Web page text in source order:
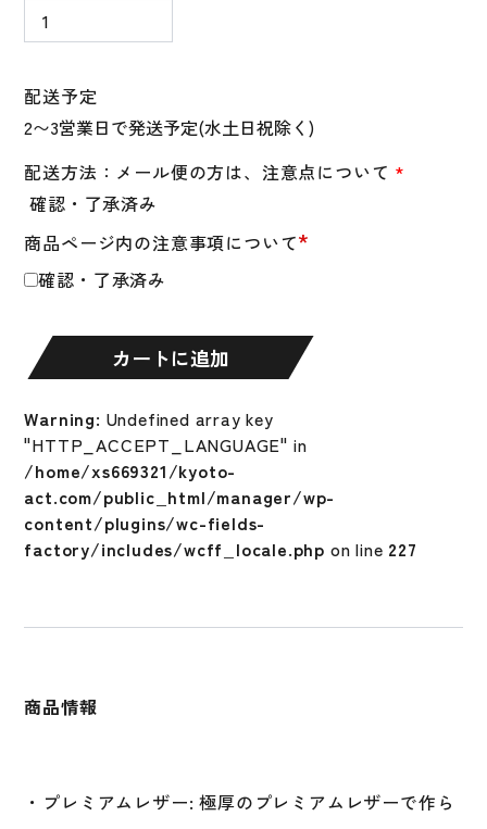
商品ページ内の注意事項について*
確認・了承済み
配送予定
配送方法：メール便の方は、注意点について *
確認・了承済み
ン
リ
Flanklin
バ
ッ
テ
ィ
ン
袋
両
Infinite
Hi-
Lite
Powerstrap
Batting
Gloves
テ
グ
カートに追加
Warning: Undefined array key
"HTTP_ACCEPT_LANGUAGE" in
/home/xs669321/kyoto-
act.com/public_html/manager/wp-
content/plugins/wc-fields-
factory/includes/wcff_locale.php on line 227
商品情報
・プレミアムレザー: 極厚のプレミアムレザーで作ら